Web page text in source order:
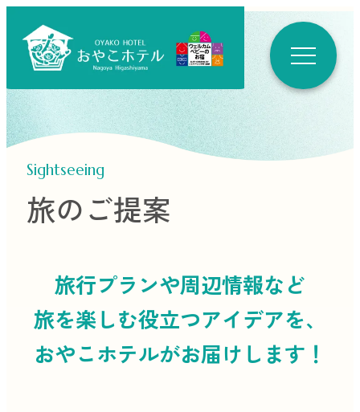
Sightseeing
旅のご提案
旅行プランや周辺情報など
旅を楽しむ役立つアイデアを、
おやこホテルがお届けします！